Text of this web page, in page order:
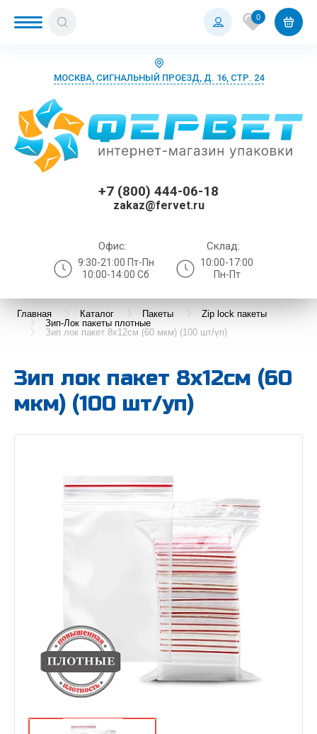
0
МОСКВА, СИГНАЛЬНЫЙ ПРОЕЗД, Д. 16, СТР. 24
+7 (800) 444-06-18
zakaz@fervet.ru
Офис:
9:30-21:00 Пт-Пн
10:00-14:00 Сб
Склад:
10:00-17:00
Пн-Пт
Главная Каталог Пакеты
Zip lock пакеты
Зип-Лок пакеты плотные
Зип лок пакет 8х12см (60 мкм) (100 шт/уп)
Зип лок пакет 8х12см (60
мкм) (100 шт/уп)